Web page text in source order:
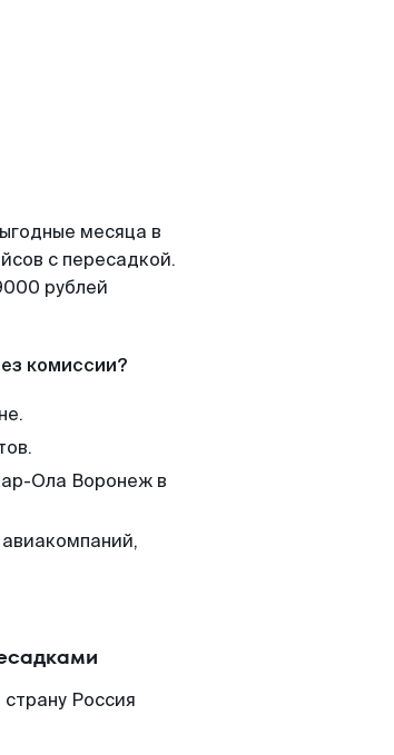
месяца в
с пересадкой.
рублей
комиссии?
Ола Воронеж в
Россия